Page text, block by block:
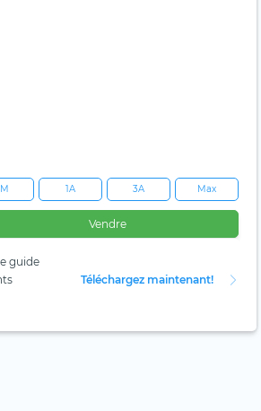
1A 3A Max
Vendre
guide
Téléchargez maintenant!